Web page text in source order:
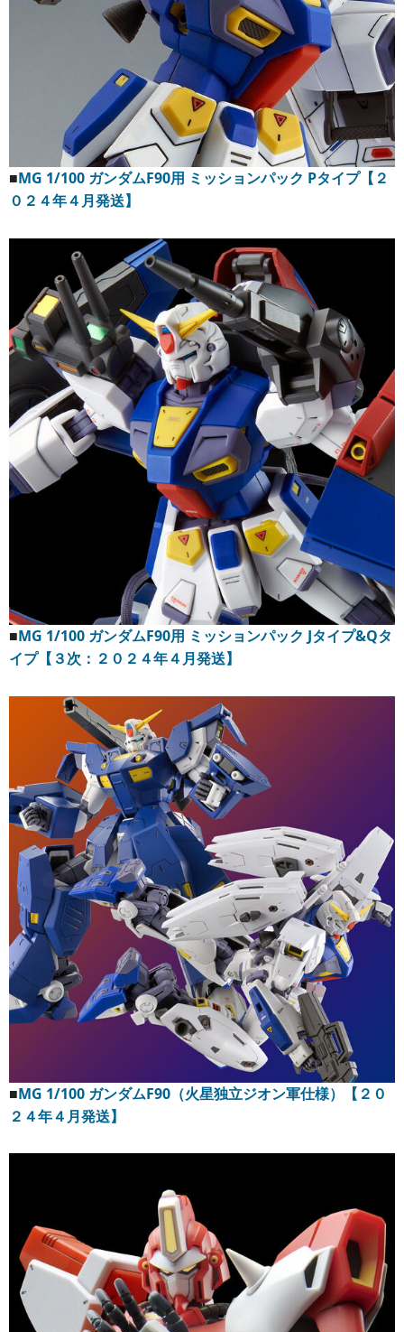
■MG 1/100 ガンダムF90用 ミッションパック Pタイプ【２
０２４年４月発送】
■MG 1/100 ガンダムF90用 ミッションパック Jタイプ&Qタ
イプ【３次：２０２４年４月発送】
■MG 1/100 ガンダムF90（火星独立ジオン軍仕様）【２０
２４年４月発送】